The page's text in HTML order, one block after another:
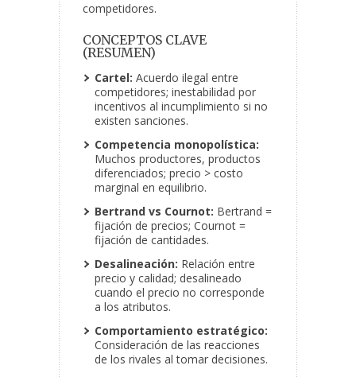
competidores.
CONCEPTOS CLAVE
(RESUMEN)
Cartel: Acuerdo ilegal entre
competidores; inestabilidad por
incentivos al incumplimiento si no
existen sanciones.
Competencia monopolística:
Muchos productores, productos
diferenciados; precio > costo
marginal en equilibrio.
Bertrand vs Cournot: Bertrand =
fijación de precios; Cournot =
fijación de cantidades.
Desalineación: Relación entre
precio y calidad; desalineado
cuando el precio no corresponde
a los atributos.
Comportamiento estratégico:
Consideración de las reacciones
de los rivales al tomar decisiones.